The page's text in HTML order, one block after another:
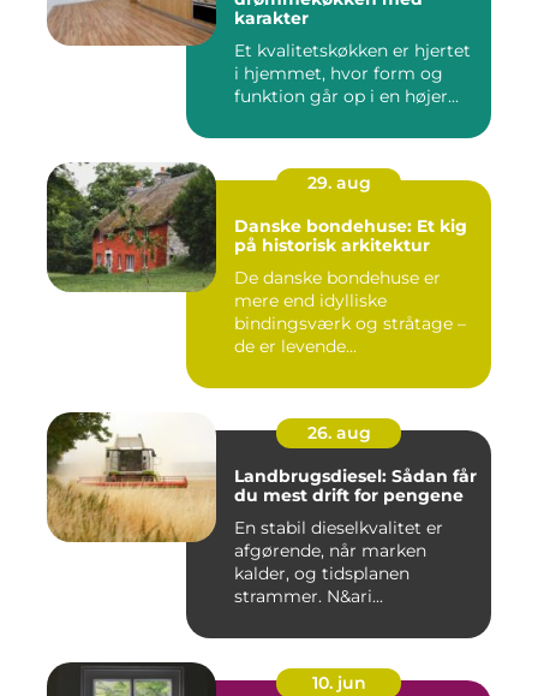
karakter
Et kvalitetskøkken er hjertet
i hjemmet, hvor form og
funktion går op i en højer...
29. aug
Danske bondehuse: Et kig
på historisk arkitektur
De danske bondehuse er
mere end idylliske
bindingsværk og stråtage –
de er levende...
26. aug
Landbrugsdiesel: Sådan får
du mest drift for pengene
En stabil dieselkvalitet er
afgørende, når marken
kalder, og tidsplanen
strammer. N&ari...
10. jun